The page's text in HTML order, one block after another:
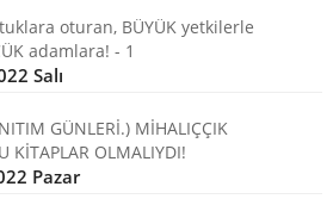
oturan, BÜYÜK yetkilerle
adamlara! - 1
Salı
GÜNLERİ.) MİHALIÇÇIK
KİTAPLAR OLMALIYDI!
Pazar